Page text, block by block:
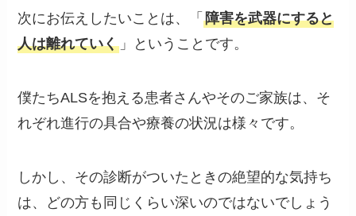
次にお伝えしたいことは、「障害を武器にすると
人は離れていく 」ということです。
僕たちALSを抱える患者さんやそのご家族は、そ
れぞれ進行の具合や療養の状況は様々です。
しかし、その診断がついたときの絶望的な気持ち
は、どの方も同じくらい深いのではないでしょう